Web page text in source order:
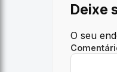
Deixe
O seu